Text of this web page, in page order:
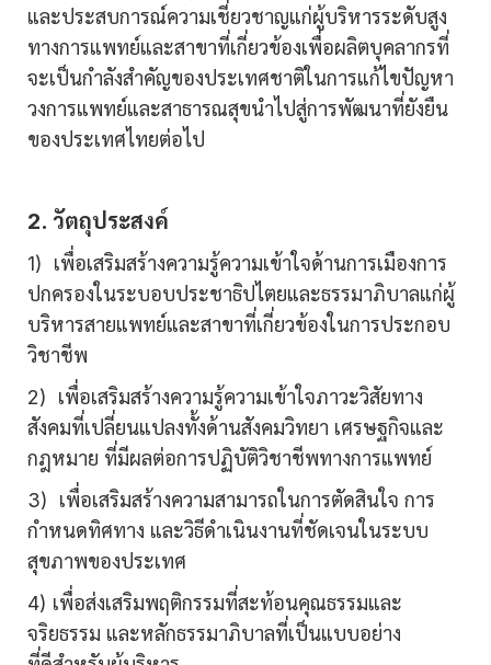
และประสบการณ์ความเชี่ยวชาญแก่ผู้บริหารระดับสูง
ทางการแพทย์และสาขาที่เกี่ยวข้องเพื่อผลิตบุคลากรที่
จะเป็นกำลังสำคัญของประเทศชาติในการแก้ไขปัญหา
วงการแพทย์และสาธารณสุขนำไปสู่การพัฒนาที่ยังยืน
ของประเทศไทยต่อไป
2. วัตถุประสงค์
1) เพื่อเสริมสร้างความรู้ความเข้าใจด้านการเมืองการ
ปกครองในระบอบประชาธิปไตยและธรรมาภิบาลแก่ผู้
บริหารสายแพทย์และสาขาที่เกี่ยวข้องในการประกอบ
วิชาชีพ
2) เพื่อเสริมสร้างความรู้ความเข้าใจภาวะวิสัยทาง
สังคมที่เปลี่ยนแปลงทั้งด้านสังคมวิทยา เศรษฐกิจและ
กฎหมาย ที่มีผลต่อการปฏิบัติวิชาชีพทางการแพทย์
3) เพื่อเสริมสร้างความสามารถในการตัดสินใจ การ
กำหนดทิศทาง และวิธีดำเนินงานที่ชัดเจนในระบบ
สุขภาพของประเทศ
4) เพื่อส่งเสริมพฤติกรรมที่สะท้อนคุณธรรมและ
จริยธรรม และหลักธรรมาภิบาลที่เป็นแบบอย่าง